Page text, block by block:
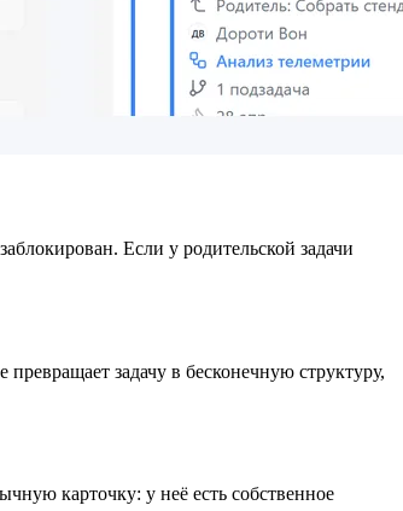
Если у родительской задачи
задачу в бесконечную структуру,
карточку: у неё есть собственное